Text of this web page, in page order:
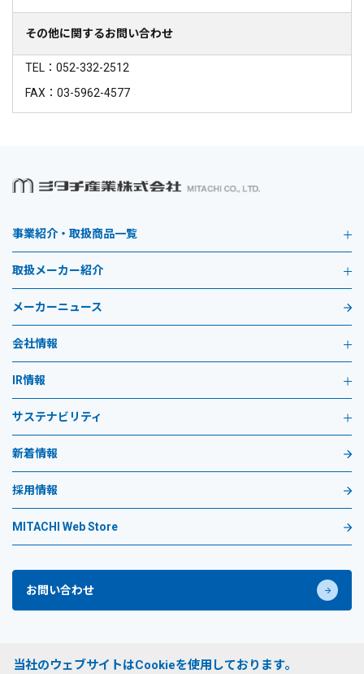
その他に関するお問い合わせ
TEL：052-332-2512
FAX：03-5962-4577
事業紹介・取扱商品一覧
取扱メーカー紹介
メーカーニュース
会社情報
IR情報
サステナビリティ
新着情報
採用情報
MITACHI Web Store
お問い合わせ
当社のウェブサイトはCookieを使用しております。